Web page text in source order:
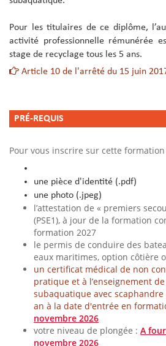
Pour les titulaires de ce diplôme,
activité professionnelle rémunérée
stage de recyclage tous les 5 ans.
Article 10 de l'arrêté du 15 juin
PRÉ-REQUIS
Pour vous inscrire sur cette
une pièce d'identité (.pdf)
une photo (.jpeg)
l’attestation de « premiers
(PSE1), à jour de la formation
formation 2027
le permis de conduire des
eaux maritimes, option côtière
un certiﬁcat médical de non
pratique et à l’enseignement
subaquatique avec
an à la date d'entrée en
novembre 2026
votre niveau de plongée : A
novembre 2026